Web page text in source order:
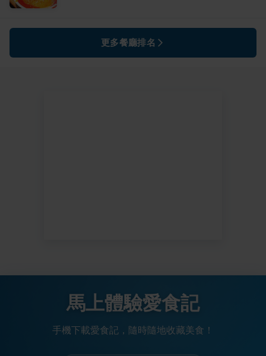
更多餐廳排名
馬上體驗愛食記
手機下載愛食記，隨時隨地收藏美食！